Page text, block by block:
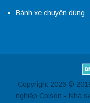
Bánh xe chuyên dùng
Copyright 2026 ©
nghiệp Colson - Nhà